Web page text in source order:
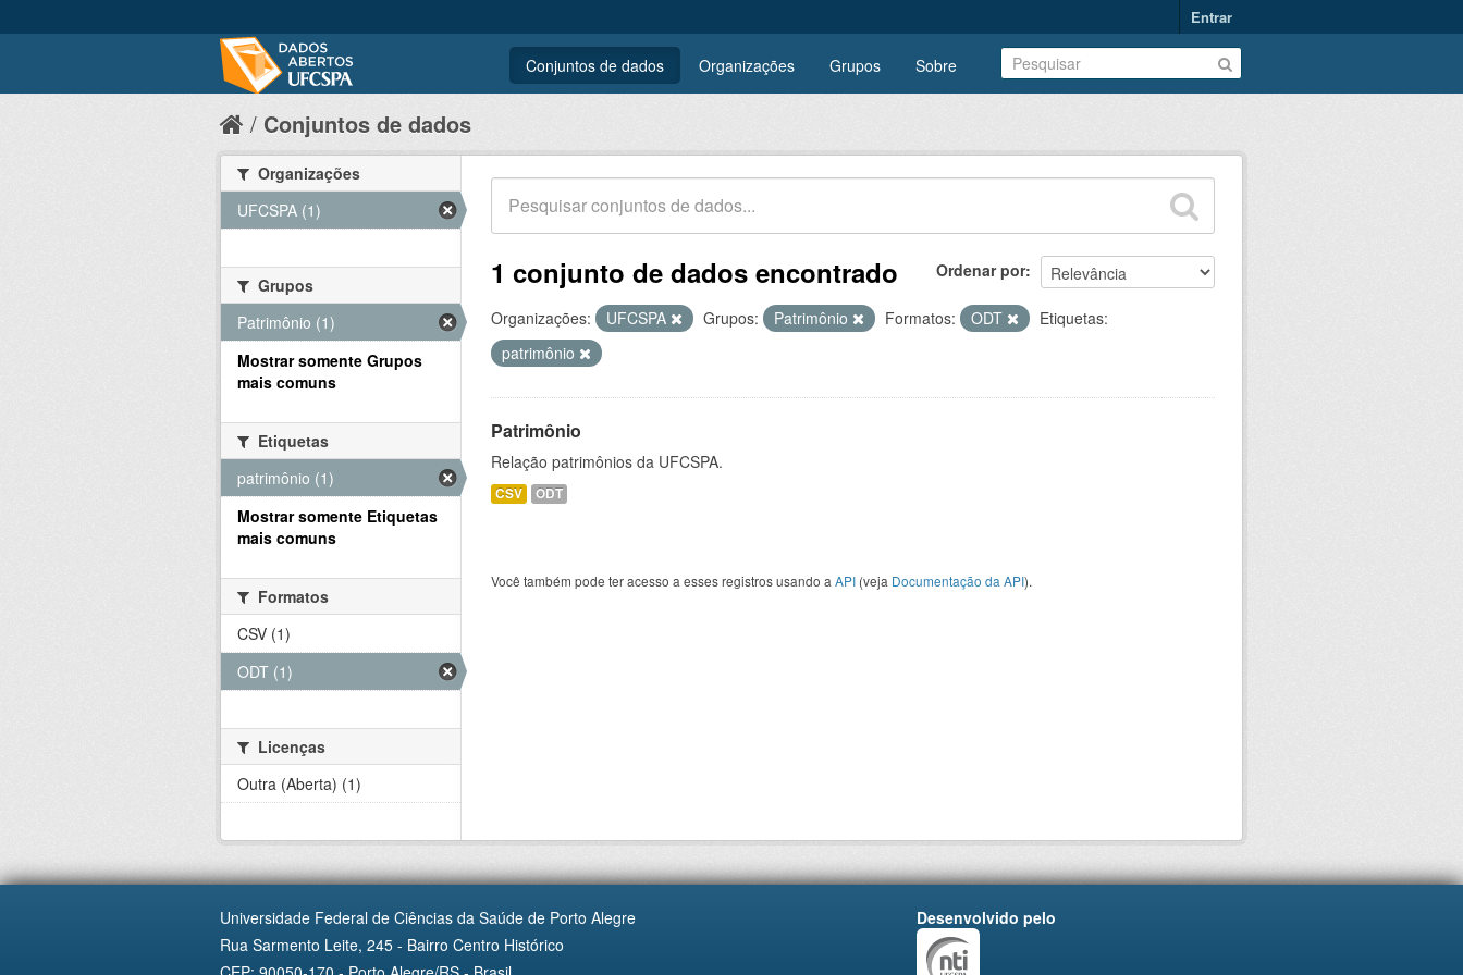
Entrar
Conjuntos de dados Organizações Grupos Sobre
Conjuntos de dados
Ordenar por
1 conjunto de dados encontrado
Organizações: UFCSPA Grupos: Patrimônio Formatos: ODT
Etiquetas:
patrimônio
Patrimônio
Relação patrimônios da UFCSPA.
CSV ODT
Você também pode ter acesso a esses registros usando a API (veja Documentação da API).
Organizações
UFCSPA (1)
Grupos
Patrimônio (1)
Mostrar somente Grupos
mais comuns
Etiquetas
patrimônio (1)
Mostrar somente Etiquetas
mais comuns
Formatos
CSV (1)
ODT (1)
Licenças
Outra (Aberta) (1)
Universidade Federal de Ciências da Saúde de Porto Alegre
Rua Sarmento Leite, 245 - Bairro Centro Histórico
Desenvolvido pelo